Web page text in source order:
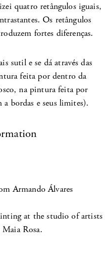
quatro retângulos iguais,
Os retângulos
fortes diferenças.
sutil e se dá através das
feita por dentro da
na pintura feita por
bordas e seus limites).
Armando Álvares
at the studio of artists
Rosa.